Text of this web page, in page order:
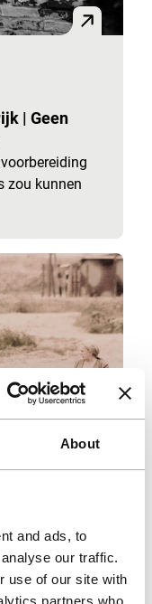
About
and ads, to
our traffic.
use of our site with
partners who
| Geen
zou kunnen
|Geen
van een